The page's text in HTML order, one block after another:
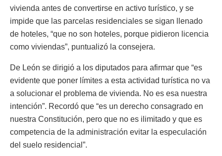
vivienda antes de convertirse en activo turístico, y se
impide que las parcelas residenciales se sigan llenado
de hoteles, “que no son hoteles, porque pidieron licencia
como viviendas”, puntualizó la consejera.
De León se dirigió a los diputados para afirmar que “es
evidente que poner límites a esta actividad turística no va
a solucionar el problema de vivienda. No es esa nuestra
intención”. Recordó que “es un derecho consagrado en
nuestra Constitución, pero que no es ilimitado y que es
competencia de la administración evitar la especulación
del suelo residencial”.